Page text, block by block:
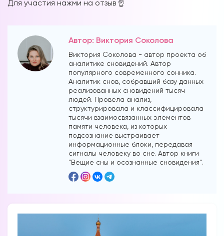
Для участия нажми на отзыв ☝️
Автор: Виктория Соколова
Виктория Соколова - автор проекта об
аналитике сновидений. Автор
популярного современного сонника.
Аналитик снов, собравший базу данных
реализованных сновидений тысяч
людей. Провела анализ,
структурировала и классифицировала
тысячи взаимосвязанных элементов
памяти человека, из которых
подсознание выстраивает
информационные блоки, передавая
сигналы человеку во сне. Автор книги
"Вещие сны и осознанные сновидения".